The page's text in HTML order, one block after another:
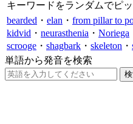
キーワードをランダムでピ
bearded ・ elan ・ from pillar to
kidvid ・ neurasthenia ・ Noriega
scrooge ・ shagbark ・ skeleton ・
単語から発音を検索